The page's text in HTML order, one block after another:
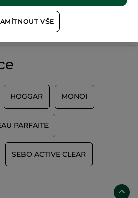
60 hektarů
ekologických polí
HOGGAR MONOÏ
PARFAITE
SEBO ACTIVE CLEAR
VŠE